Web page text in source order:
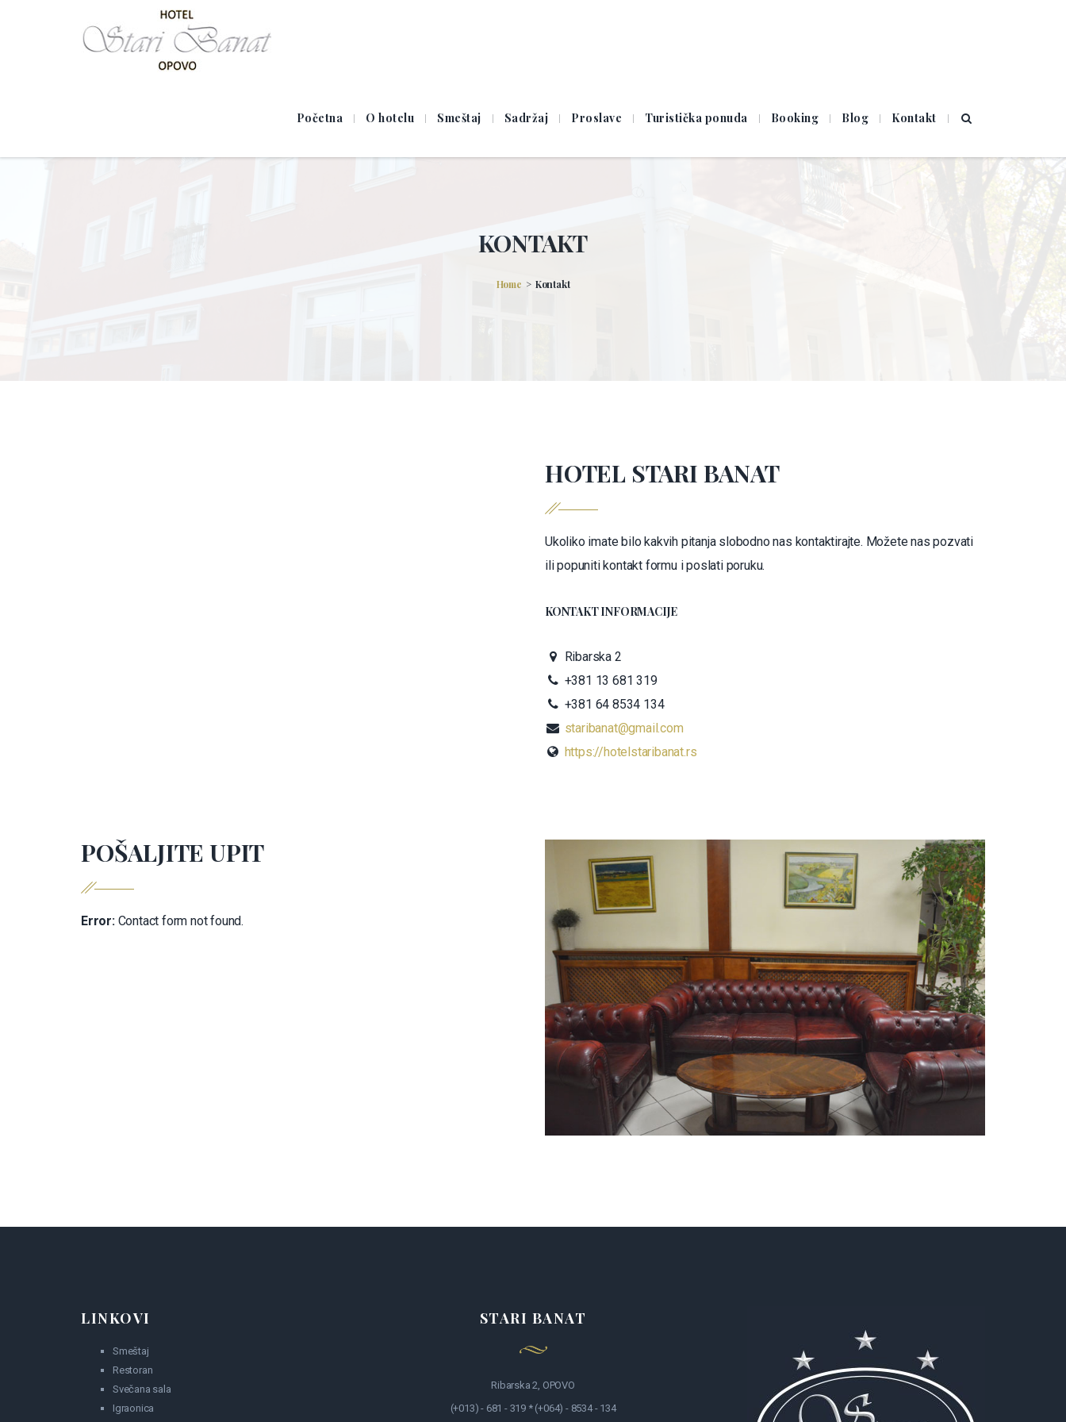
Početna O hotelu Smeštaj Sadržaj Proslave Turistička ponuda Booking Blog Kontakt
KONTAKT
Home Kontakt
HOTEL STARI BANAT
Ukoliko imate bilo kakvih pitanja slobodno nas kontaktirajte. Možete nas pozvati
ili popuniti kontakt formu i poslati poruku.
KONTAKT INFORMACIJE
Ribarska 2
+381 13 681 319
+381 64 8534 134
staribanat@gmail.com
https://hotelstaribanat.rs
POŠALJITE UPIT
Error:Contact form not found.
LINKOVI
Smeštaj
Restoran
Svečana sala
Igraonica
STARI BANAT
Ribarska 2, OPOVO
(+013) - 681 - 319 * (+064) - 8534 - 134